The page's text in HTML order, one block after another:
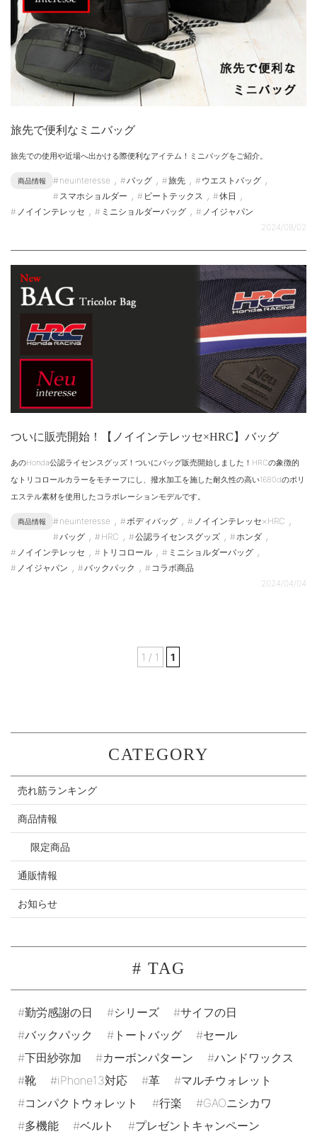
CATEGORY
売れ筋ランキング
商品情報
限定商品
通販情報
お知らせ
# TAG
勤労感謝の日 シリーズ
サイフの日
バックパック
トートバッグ
セール
下田紗弥加
カーボンパターン
ハンドワックス
靴
iPhone13対応 革
マルチウォレット
コンパクトウォレット
行楽
GAOニシカワ
多機能
ベルト プレゼントキャンペーン
旅先で便利なミニバッグ
旅先での使用や近場へ出かける際便利なアイテム！ミニバッグをご紹介。
商品情報 neuinteresse , バッグ , 旅先 , ウエストバッグ ,
スマホショルダー , ビートテックス , 休日 ,
ノイインテレッセ , ミニショルダーバッグ ,
ノイジャパン
2024/08/02
ついに販売開始！【ノイインテレッセ×HRC】バッグ
あのHonda公認ライセンスグッズ！ついにバッグ販売開始しました！HRCの象徴的
なトリコロールカラーをモチーフにし、撥水加工を施した耐久性の高い1680dのポリ
エステル素材を使用したコラボレーションモデルです。
商品情報 neuinteresse , ボディバッグ , ノイインテレッセ×HRC ,
バッグ , HRC , 公認ライセンスグッズ , ホンダ ,
ノイインテレッセ , トリコロール , ミニショルダーバッグ ,
ノイジャパン , バックパック ,
コラボ商品
2024/04/04
1 / 1 1